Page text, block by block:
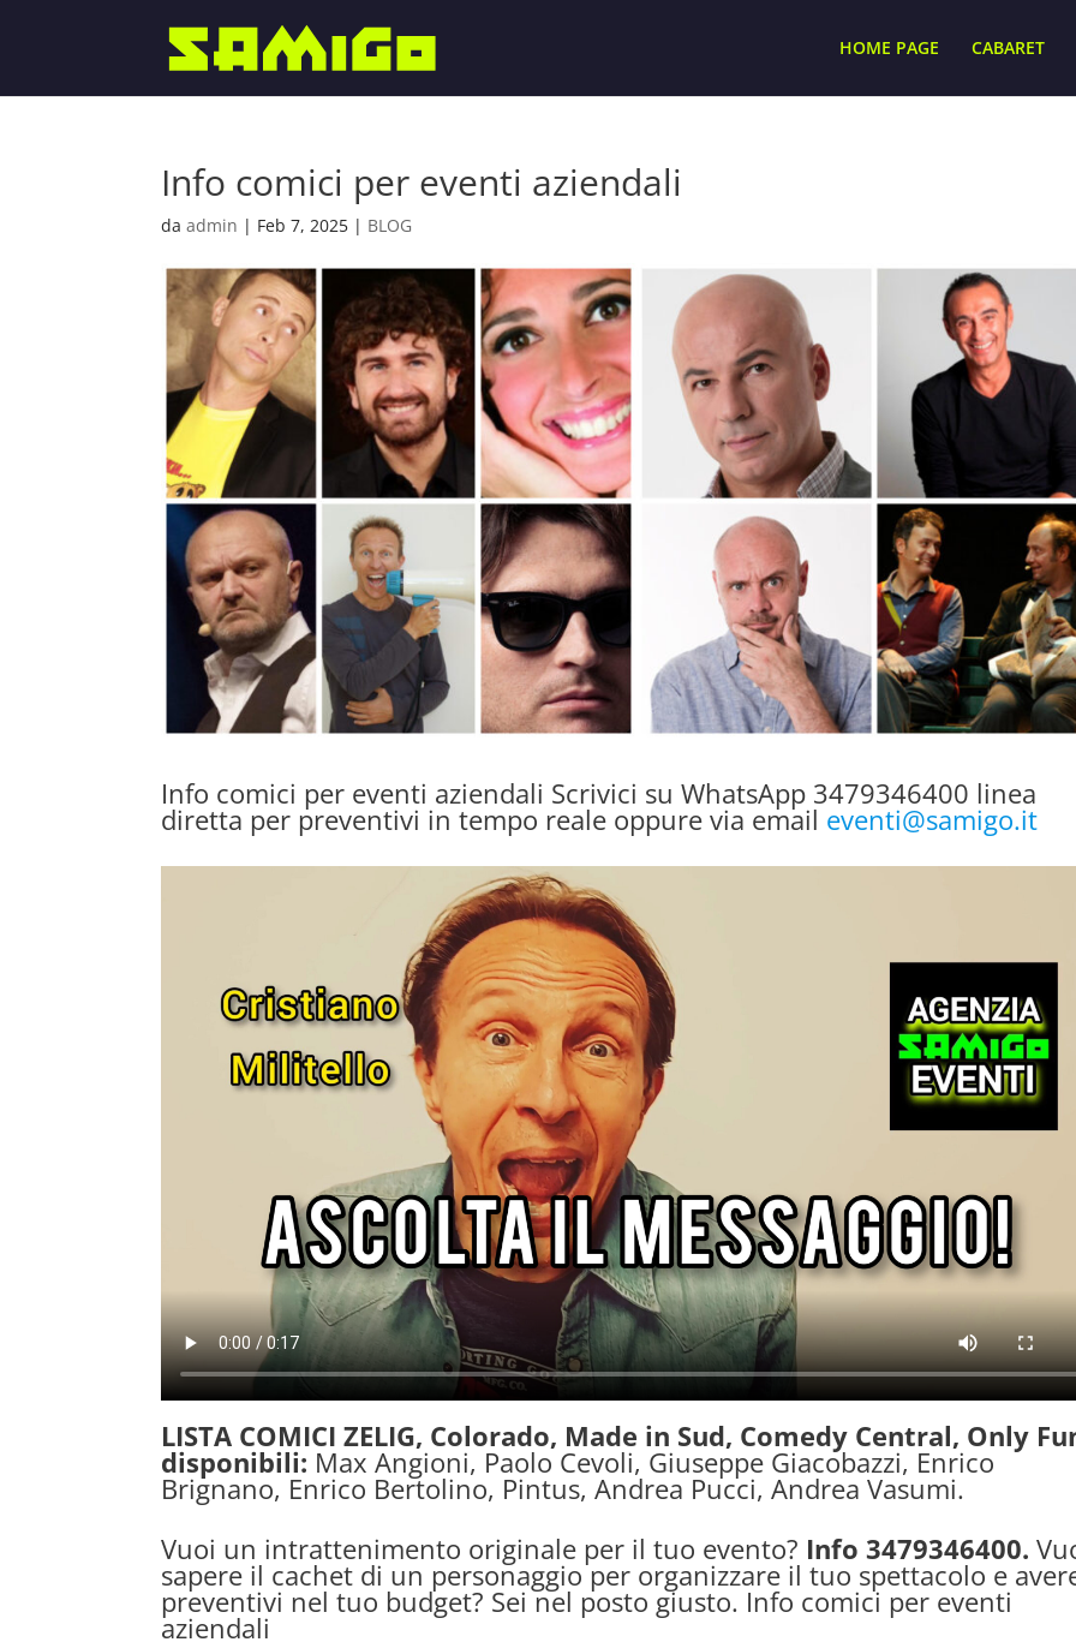
HOME PAGE CABARET
Info comici per eventi aziendali
daadmin | Feb 7, 2025 | BLOG
Info comici per eventi aziendali Scrivici su WhatsApp 3479346400 linea
diretta per preventivi in tempo reale oppure via email eventi@samigo.it
LISTA COMICI ZELIG, Colorado, Made in Sud, Comedy Central, Only
disponibili: Max Angioni, Paolo Cevoli, Giuseppe Giacobazzi, Enrico
Brignano, Enrico Bertolino, Pintus, Andrea Pucci, Andrea Vasumi.
Vuoi un intrattenimento originale per il tuo evento? Info 3479346400.
sapere il cachet di un personaggio per organizzare il tuo spettacolo e
preventivi nel tuo budget? Sei nel posto giusto. Info comici per eventi
aziendali